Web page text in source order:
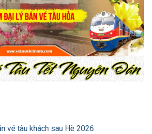
vé tàu khách sau Hè 2026